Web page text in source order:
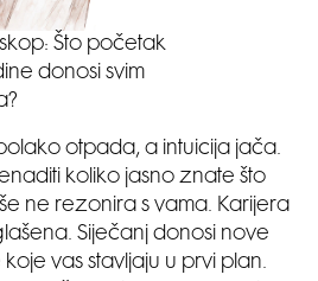
Što početak
donosi svim
otpada, a intuicija jača.
koliko jasno znate što
ne rezonira s vama. Karijera
Siječanj donosi nove
vas stavljaju u prvi plan.